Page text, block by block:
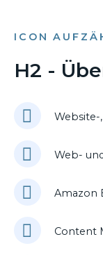
ICON
H2 -
Website-
Web-
Amazon
Content